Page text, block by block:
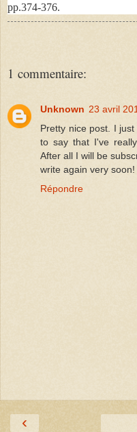
pp.374-376.
1 commentaire:
Unknown 23 avril
Pretty nice post. I
to say that I've
After all I will be
write again very soon!
Répondre
‹